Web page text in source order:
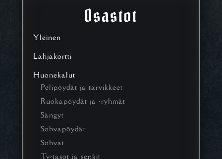
Osastot
Yleinen
Lahjakortti
Huonekalut
Pelipöydät ja tarvikkeet
Ruokapöydät ja -ryhmät
Sängyt
Sohvapöydät
Sohvat
Tv-tasot ja senkit